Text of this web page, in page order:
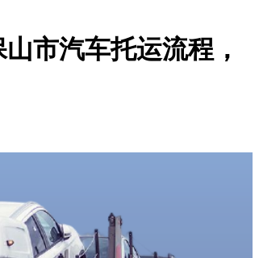
市汽车托运流程，